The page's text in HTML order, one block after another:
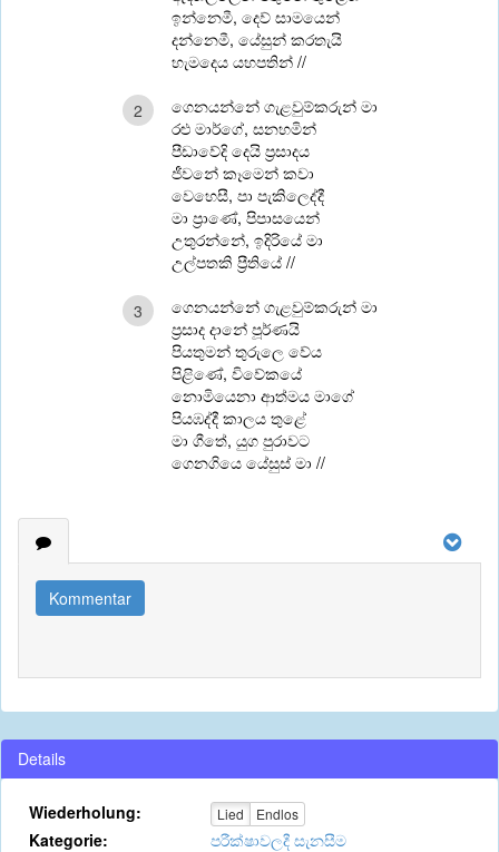
ඉන්නෙමී, දෙව් සාමයෙන්
දන්නෙමී, යේසුන් කරතැයි
හැමදෙය යහපතින් //
2
ගෙනයන්නේ ගැළවුම්කරුන් මා
රළු මාර්ගේ, සනහමින්
පීඩාවේදි දෙයි ප්‍රසාදය
ජීවනේ කෑමෙන් කවා
වෙහෙසී, පා පැකිලෙද්දී
මා ප්‍රාණේ, පිපාසයෙන්
උතුරන්නේ, ඉදිරියේ මා
උල්පතකි ප්‍රීතියේ //
3
ගෙනයන්නේ ගැළවුම්කරුන් මා
ප්‍රසාද දානේ පූර්ණයි
පියතුමන් තුරුලෙ වේය
පිළිණේ, විවේකයේ
නොමියෙනා ආත්මය මාගේ
පියඹද්දී කාලය තුළේ
මා ගීතේ, යුග පුරාවට
ගෙනගියෙ යේසුස් මා //
Kommentar
Details
Wiederholung: Lied Endlos
Kategorie:
පරීක්ෂාවලදී සැනසීම